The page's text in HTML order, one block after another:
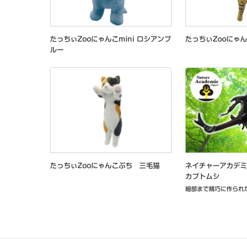
たっちぃZooにゃんこmini ロシアンブ
ルー
たっちぃZooにゃ
たっちぃZooにゃんこぷち 三毛猫
ネイチャーアカデ
カブトムシ
細部まで精巧に作られ